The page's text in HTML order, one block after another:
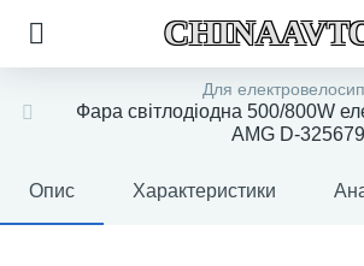
Для
Фара світлодіодна 500/800W
AMG D-325679
Опис Характеристики